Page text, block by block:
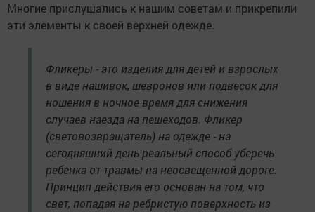
Многие прислушались к нашим советам и прикрепили
эти элементы к своей верхней одежде.
Фликеры - это изделия для детей и взрослых
в виде нашивок, шевронов или подвесок для
ношения в ночное время для снижения
случаев наезда на пешеходов. Фликер
(световозвращатель) на одежде - на
сегодняшний день реальный способ уберечь
ребенка от травмы на неосвещенной дороге.
Принцип действия его основан на том, что
свет, попадая на ребристую поверхность из